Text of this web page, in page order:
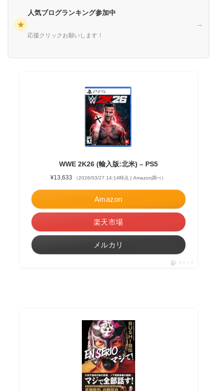
★
人気ブログランキング参加中
応援クリックお願いします！
→
WWE 2K26 (輸入版:北米) – PS5
¥13,633 （2026/03/27 14:14時点 | Amazon調べ）
Amazon
楽天市場
メルカリ
ポチップ